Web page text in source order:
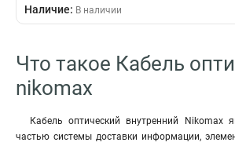
Наличие: В наличии
Что такое Кабель
nikomax
Кабель оптический внутренний Nikomax
частью системы доставки информации,